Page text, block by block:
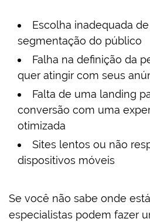
Escolha inadequada
segmentação do público
Falha na definição da
quer atingir com seus
Falta de uma landing
conversão com uma
otimizada
Sites lentos ou não
dispositivos móveis
Se você não sabe onde
especialistas podem fazer